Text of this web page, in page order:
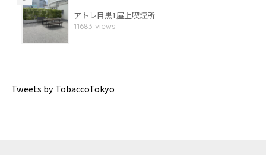
アトレ目黒1屋上喫煙所
11683 views
Tweets by TobaccoTokyo